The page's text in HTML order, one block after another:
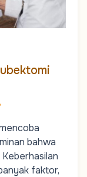
bahwa
faktor,